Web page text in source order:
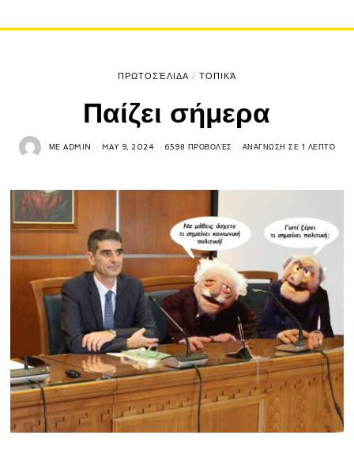
ΠΡΩΤΟΣΈΛΙΔΑ / ΤΟΠΙΚΆ
Παίζει σήμερα
ΜΕADMIN MAY 9, 2024 6598 ΠΡΟΒΟΛΈΣ ΑΝΆΓΝΩΣΗ ΣΕ 1 ΛΕΠΤΌ